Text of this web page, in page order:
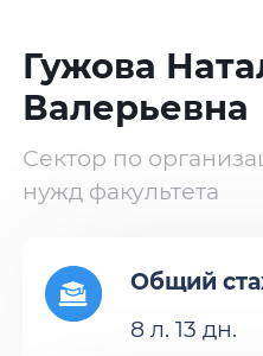
Гужова
Валерьевна
Сектор по
нужд факультета
Общий
8 л. 13 дн.